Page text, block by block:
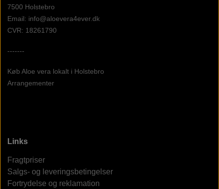
7500 Holstebro
Email: info@aloevera4ever.dk
CVR: 18261790
-------
Køb Aloe vera lokalt i Holstebro
Arrangementer
Links
Fragtpriser
Salgs- og leveringsbetingelser
Fortrydelse og reklamation